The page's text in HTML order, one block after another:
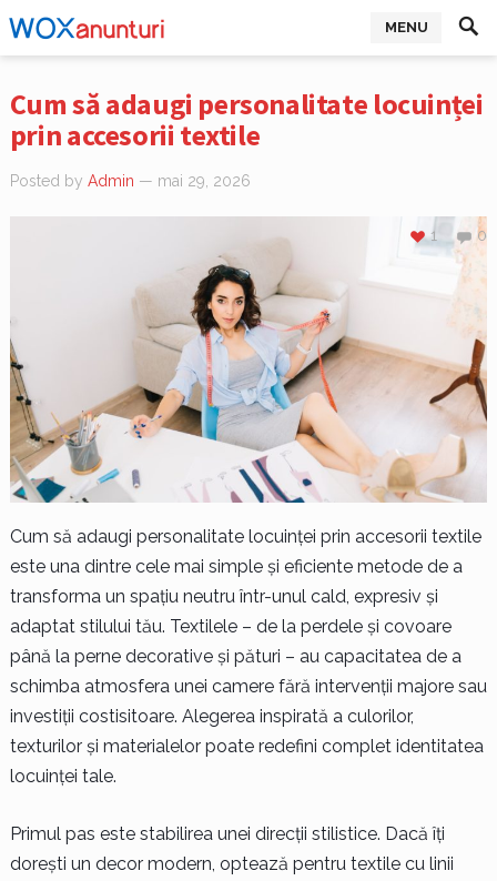
MENU
Cum să adaugi personalitate locuinței
prin accesorii textile
Posted by Admin — mai 29, 2026
0
1
Cum să adaugi personalitate locuinței prin accesorii textile
este una dintre cele mai simple și eficiente metode de a
transforma un spațiu neutru într-unul cald, expresiv și
adaptat stilului tău. Textilele – de la perdele și covoare
până la perne decorative și pături – au capacitatea de a
schimba atmosfera unei camere fără intervenții majore sau
investiții costisitoare. Alegerea inspirată a culorilor,
texturilor și materialelor poate redefini complet identitatea
locuinței tale.
Primul pas este stabilirea unei direcții stilistice. Dacă îți
dorești un decor modern, optează pentru textile cu linii